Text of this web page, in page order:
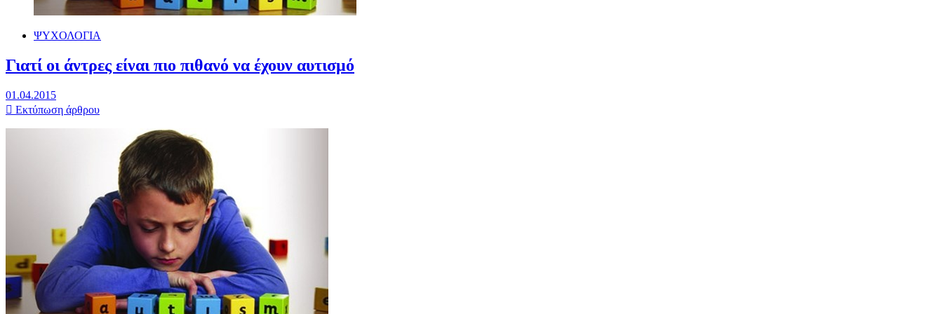
ΨΥΧΟΛΟΓΙΑ
Γιατί οι άντρες είναι πιο πιθανό να έχουν αυτισμό
01.04.2015
Εκτύπωση άρθρου